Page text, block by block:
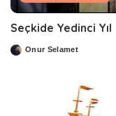
Seçkide Yedinci Yıl
PostedOnur Selamet